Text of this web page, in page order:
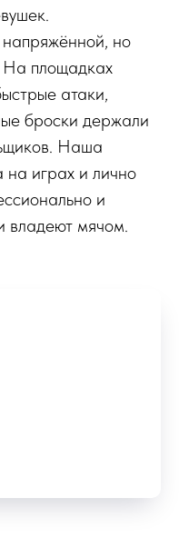
но
На площадках
атаки,
броски держали
Наша
на играх и лично
и
владеют мячом.